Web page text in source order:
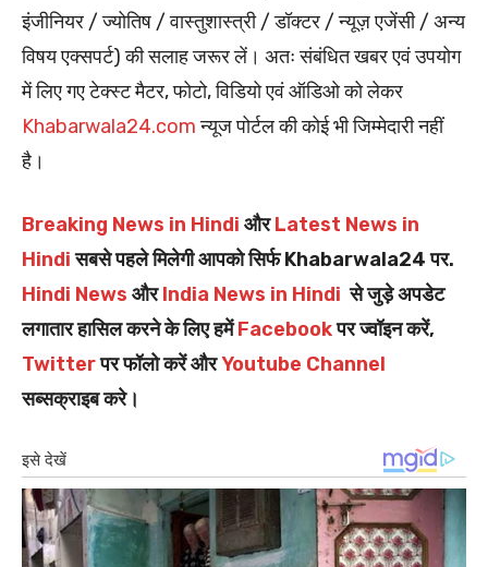
इंजीनियर / ज्योतिष / वास्तुशास्त्री / डॉक्टर / न्यूज़ एजेंसी / अन्य
विषय एक्सपर्ट) की सलाह जरूर लें। अतः संबंधित खबर एवं उपयोग
में लिए गए टेक्स्ट मैटर, फोटो, विडियो एवं ऑडिओ को लेकर
Khabarwala24.comन्यूज पोर्टल की कोई भी जिम्मेदारी नहीं
है।
Breaking News in Hindi औरLatest News in
Hindiसबसे पहले मिलेगी आपको सिर्फ Khabarwala24 पर.
Hindi News औरIndia News in Hindi से जुड़े अपडेट
लगातार हासिल करने के लिए हमेंFacebookपर ज्वॉइन करें,
Twitterपर फॉलो करें औरYoutube Channel
सब्सक्राइब करे।